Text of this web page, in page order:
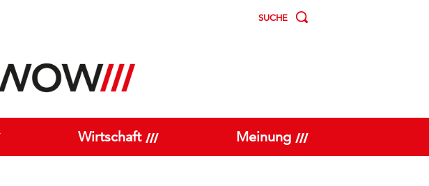
SUCHE
Wirtschaft Meinung